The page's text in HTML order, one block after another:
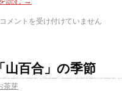
コメントを受け付けていません
山百合」の季節
茶芽